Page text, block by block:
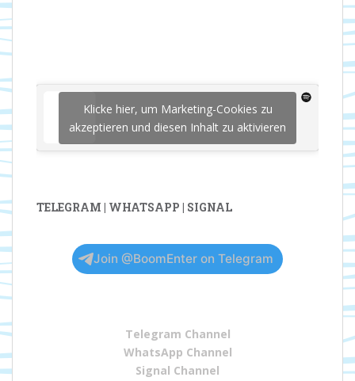
Klicke hier, um Marketing-Cookies zu
akzeptieren und diesen Inhalt zu aktivieren
TELEGRAM | WHATSAPP | SIGNAL
Join @BoomEnter on Telegram
Telegram Channel
WhatsApp Channel
Signal Channel